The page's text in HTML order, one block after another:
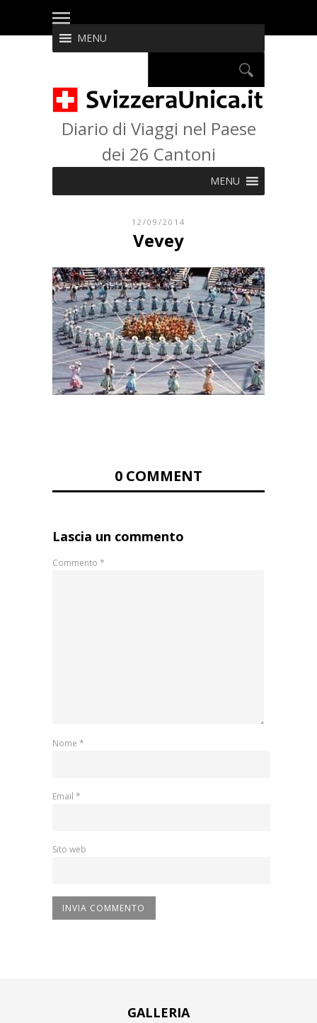
MENU
Diario di Viaggi nel Paese
dei 26 Cantoni
MENU
12/09/2014
Vevey
0 COMMENT
Lascia un commento
Commento *
Nome *
Email *
Sito web
GALLERIA